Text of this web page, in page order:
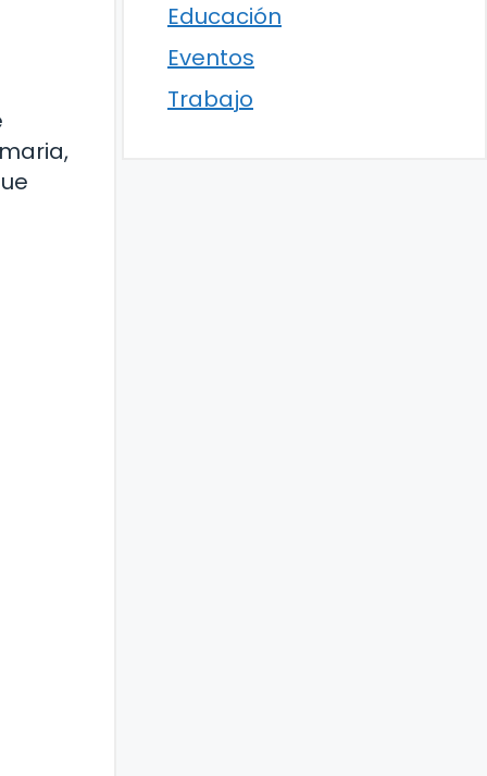
Educación
Eventos
Trabajo